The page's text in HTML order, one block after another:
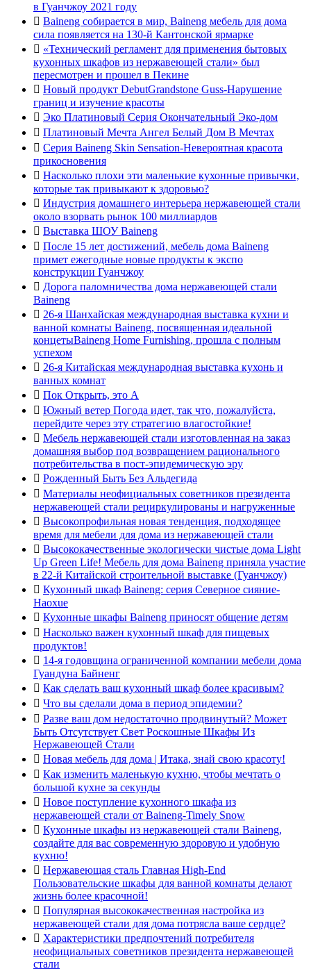
в Гуанчжоу 2021 году
 Baineng собирается в мир, Baineng мебель для дома
сила появляется на 130-й Кантонской ярмарке
 «Технический регламент для применения бытовых
кухонных шкафов из нержавеющей стали» был
пересмотрен и прошел в Пекине
 Новый продукт DebutGrandstone Guss-Нарушение
границ и изучение красоты
 Эко Платиновый Серия Окончательный Эко-дом
 Платиновый Мечта Ангел Белый Дом В Мечтах
 Серия Baineng Skin Sensation-Невероятная красота
прикосновения
 Насколько плохи эти маленькие кухонные привычки,
которые так привыкают к здоровью?
 Индустрия домашнего интерьера нержавеющей стали
около взорвать рынок 100 миллиардов
 Выставка ШОУ Baineng
 После 15 лет достижений, мебель дома Baineng
примет ежегодные новые продукты к экспо
конструкции Гуанчжоу
 Дорога паломничества дома нержавеющей стали
Baineng
 26-я Шанхайская международная выставка кухни и
ванной комнаты Baineng, посвященная идеальной
концетыBaineng Home Furnishing, прошла с полным
успехом
 26-я Китайская международная выставка кухонь и
ванных комнат
 Пок Открыть, это А
 Южный ветер Погода идет, так что, пожалуйста,
перейдите через эту стратегию влагостойкие!
 Мебель нержавеющей стали изготовленная на заказ
домашняя выбор под возвращением рационального
потребительства в пост-эпидемическую эру
 Рожденный Быть Без Альдегида
 Материалы неофициальных советников президента
нержавеющей стали рециркулированы и нагруженные
 Высокопрофильная новая тенденция, подходящее
время для мебели для дома из нержавеющей стали
 Высококачественные экологически чистые дома Light
Up Green Life! Мебель для дома Baineng приняла участие
в 22-й Китайской строительной выставке (Гуанчжоу)
 Кухонный шкаф Baineng: серия Северное сияние-
Haoxue
 Кухонные шкафы Baineng приносят общение детям
 Насколько важен кухонный шкаф для пищевых
продуктов!
 14-я годовщина ограниченной компании мебели дома
Гуандуна Байненг
 Как сделать ваш кухонный шкаф более красивым?
 Что вы сделали дома в период эпидемии?
 Разве ваш дом недостаточно продвинутый? Может
Быть Отсутствует Свет Роскошные Шкафы Из
Нержавеющей Стали
 Новая мебель для дома | Итака, знай свою красоту!
 Как изменить маленькую кухню, чтобы мечтать о
большой кухне за секунды
 Новое поступление кухонного шкафа из
нержавеющей стали от Baineng-Timely Snow
 Кухонные шкафы из нержавеющей стали Baineng,
создайте для вас современную здоровую и удобную
кухню!
 Нержавеющая сталь Главная High-End
Пользовательские шкафы для ванной комнаты делают
жизнь более красочной!
 Популярная высококачественная настройка из
нержавеющей стали для дома потрясла ваше сердце?
 Характеристики предпочтений потребителя
неофициальных советников президента нержавеющей
стали